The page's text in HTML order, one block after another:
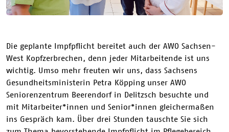
Die geplante Impfpflicht bereitet auch der AWO Sachsen-
West Kopfzerbrechen, denn jeder Mitarbeitende ist uns
wichtig. Umso mehr freuten wir uns, dass Sachsens
Gesundheitsministerin Petra Köpping unser AWO
Seniorenzentrum Beerendorf in Delitzsch besuchte und
mit Mitarbeiter*innen und Senior*innen gleichermaßen
ins Gespräch kam. Über drei Stunden tauschte Sie sich